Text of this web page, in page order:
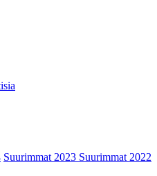
Suurimmat 2023 Suurimmat 2022